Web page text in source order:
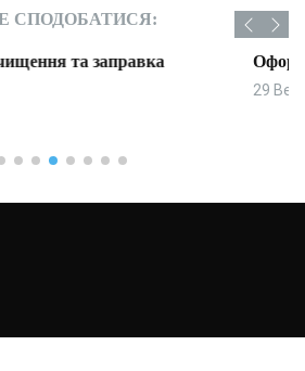
СПОДОБАТИСЯ:
творимо затишок та стиль